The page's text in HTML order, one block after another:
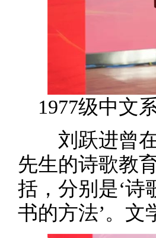
1977级中文
刘跃进曾在
先生的诗歌教
括，分别是‘诗
书的方法’。文